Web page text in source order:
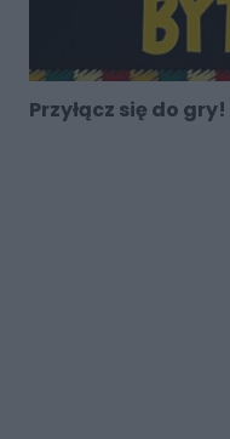
Przyłącz się do gry!